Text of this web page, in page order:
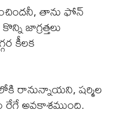
తాను ఫోన్
జాగ్రత్తలు
కీలక
రానున్నాయని, షర్మిల
రేగే అవకాశముంది.